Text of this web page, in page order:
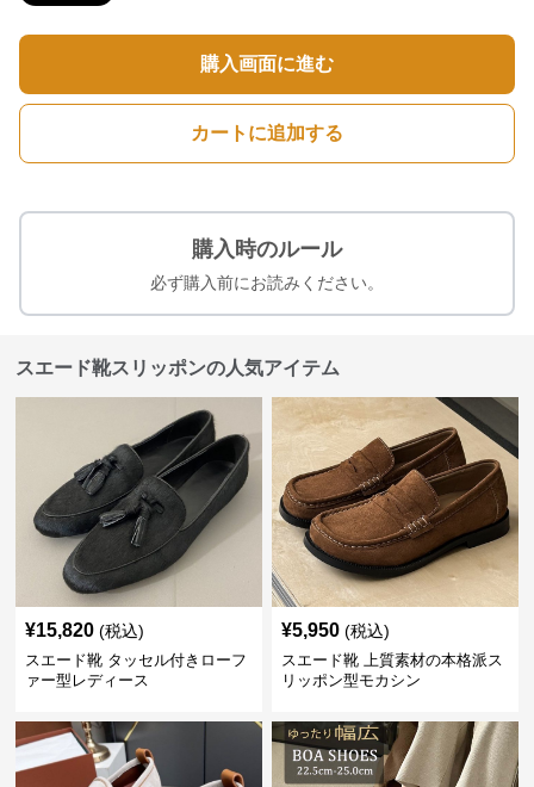
購入画面に進む
カートに追加する
購入時のルール
必ず購入前にお読みください。
スエード靴スリッポンの人気アイテム
¥15,820 (税込)
スエード靴 タッセル付きローフ
ァー型レディース
¥5,950 (税込)
スエード靴 上質素材の本格派ス
リッポン型モカシン